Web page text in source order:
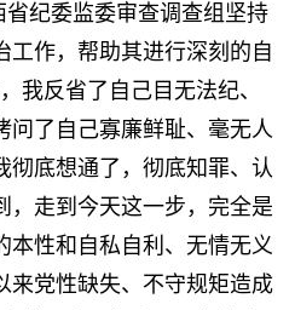
纪委监委审查调查组坚持
工作，帮助其进行深刻的自
我反省了自己目无法纪、
问了自己寡廉鲜耻、毫无人
彻底想通了，彻底知罪、认
，走到今天这一步，完全是
本性和自私自利、无情无义
来党性缺失、不守规矩造成